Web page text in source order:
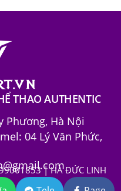
THAO AUTHENTIC
Phương, Hà Nội
04 Lý Văn Phức,
| HÀ ĐỨC LINH